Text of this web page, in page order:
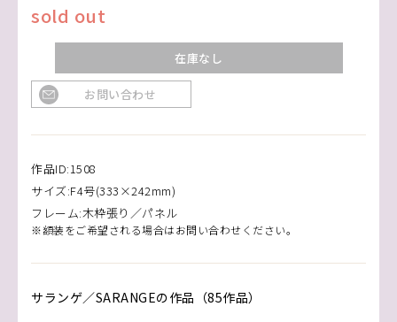
sold out
在庫なし
お問い合わせ
作品ID:1508
サイズ:F4号(333×242mm)
フレーム:木枠張り／パネル
※額装をご希望される場合はお問い合わせください。
サランゲ／SARANGEの作品（85作品）